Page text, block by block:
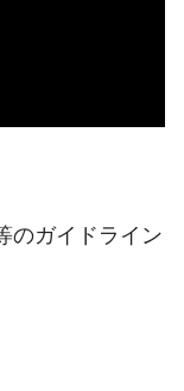
のガイドライン